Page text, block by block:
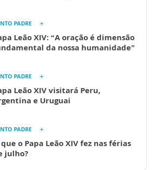
PADRE
Leão XIV: “A oração é dimensão
da nossa humanidade”
PADRE
Leão XIV visitará Peru,
e Uruguai
PADRE
que o Papa Leão XIV fez nas férias
julho?